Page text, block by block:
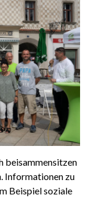
beisammensitzen
Informationen zu
Beispiel soziale